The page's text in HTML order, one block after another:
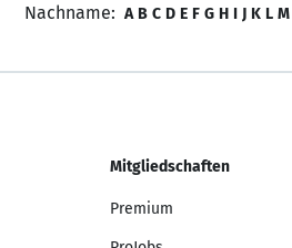
Nachname: A B C D E F G H I J K L M
Mitgliedschaften
Premium